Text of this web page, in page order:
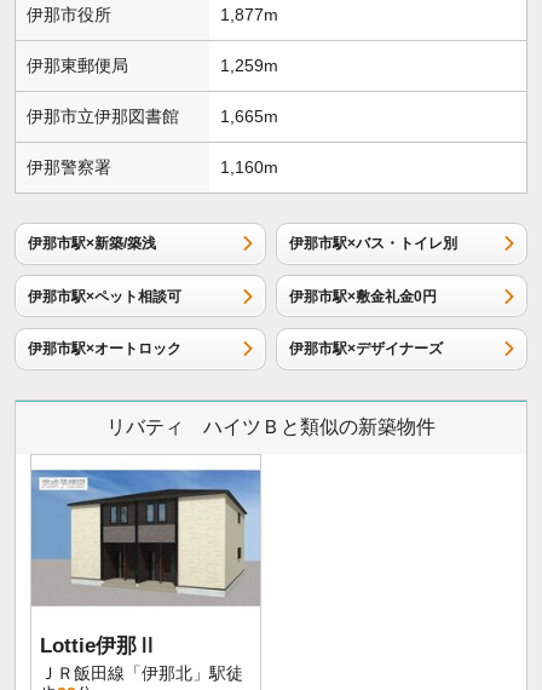
伊那市役所 1,877m
伊那東郵便局 1,259m
伊那市立伊那図書館 1,665m
伊那警察署 1,160m
伊那市駅×新築/築浅 伊那市駅×バス・トイレ別
伊那市駅×ペット相談可 伊那市駅×敷金礼金0円
伊那市駅×オートロック 伊那市駅×デザイナーズ
リバティ ハイツＢと類似の新築物件
Lottie伊那Ⅱ
ＪＲ飯田線「伊那北」駅徒